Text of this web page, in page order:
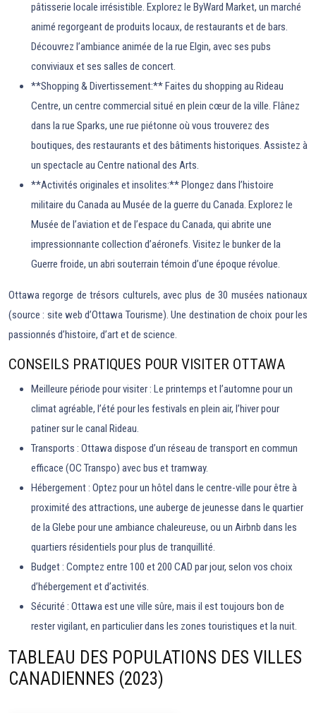
pâtisserie locale irrésistible. Explorez le ByWard Market, un marché
animé regorgeant de produits locaux, de restaurants et de bars.
Découvrez l’ambiance animée de la rue Elgin, avec ses pubs
conviviaux et ses salles de concert.
**Shopping & Divertissement:** Faites du shopping au Rideau
Centre, un centre commercial situé en plein cœur de la ville. Flânez
dans la rue Sparks, une rue piétonne où vous trouverez des
boutiques, des restaurants et des bâtiments historiques. Assistez à
un spectacle au Centre national des Arts.
**Activités originales et insolites:** Plongez dans l’histoire
militaire du Canada au Musée de la guerre du Canada. Explorez le
Musée de l’aviation et de l’espace du Canada, qui abrite une
impressionnante collection d’aéronefs. Visitez le bunker de la
Guerre froide, un abri souterrain témoin d’une époque révolue.
Ottawa regorge de trésors culturels, avec plus de 30 musées nationaux
(source : site web d’Ottawa Tourisme). Une destination de choix pour les
passionnés d’histoire, d’art et de science.
CONSEILS PRATIQUES POUR VISITER OTTAWA
Meilleure période pour visiter : Le printemps et l’automne pour un
climat agréable, l’été pour les festivals en plein air, l’hiver pour
patiner sur le canal Rideau.
Transports : Ottawa dispose d’un réseau de transport en commun
efficace (OC Transpo) avec bus et tramway.
Hébergement : Optez pour un hôtel dans le centre-ville pour être à
proximité des attractions, une auberge de jeunesse dans le quartier
de la Glebe pour une ambiance chaleureuse, ou un Airbnb dans les
quartiers résidentiels pour plus de tranquillité.
Budget : Comptez entre 100 et 200 CAD par jour, selon vos choix
d’hébergement et d’activités.
Sécurité : Ottawa est une ville sûre, mais il est toujours bon de
rester vigilant, en particulier dans les zones touristiques et la nuit.
TABLEAU DES POPULATIONS DES VILLES
CANADIENNES (2023)